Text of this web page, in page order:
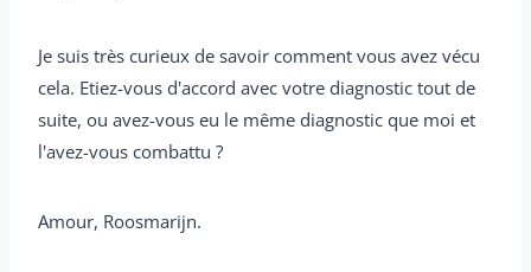
Je suis très curieux de savoir comment vous avez vécu
cela. Etiez-vous d'accord avec votre diagnostic tout de
suite, ou avez-vous eu le même diagnostic que moi et
l'avez-vous combattu ?
Amour, Roosmarijn.